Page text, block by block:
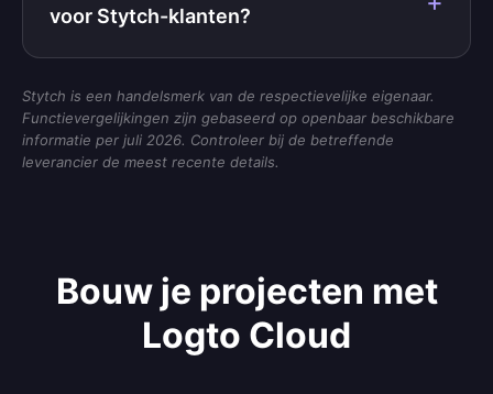
voor Stytch-klanten?
Stytch is een handelsmerk van de respectievelijke eigenaar.
Functievergelijkingen zijn gebaseerd op openbaar beschikbare
informatie per juli 2026. Controleer bij de betreffende
leverancier de meest recente details.
Bouw je projecten met
Logto Cloud